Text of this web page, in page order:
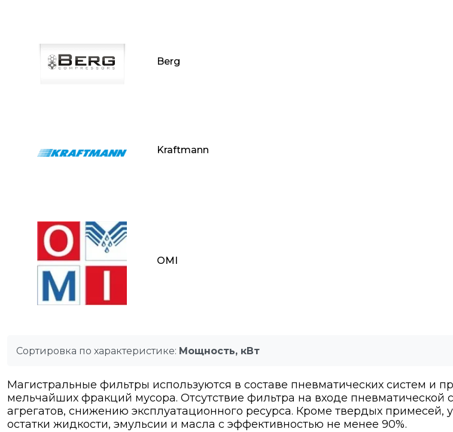
Berg
Kraftmann
OMI
Сортировка по характеристике: Мощность, кВт
Магистральные фильтры используются в составе пневматических систем и
мельчайших фракций мусора. Отсутствие фильтра на входе
агрегатов, снижению эксплуатационного ресурса. Кроме твердых примесей,
остатки жидкости, эмульсии и масла с эффективностью не менее 90%.